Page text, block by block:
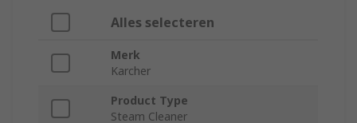
Alles selecteren
Merk
Karcher
Product Type
Steam Cleaner